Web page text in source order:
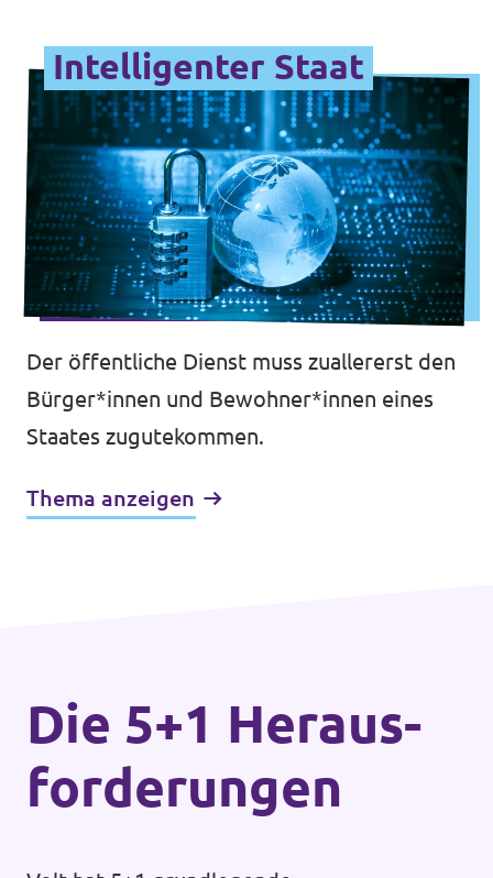
Intelligenter Staat
Der öffentliche Dienst muss zuallererst den
Bürger*innen und Bewohner*innen eines
Staates zugutekommen.
Thema anzeigen
Die 5+1 Heraus­
forderungen